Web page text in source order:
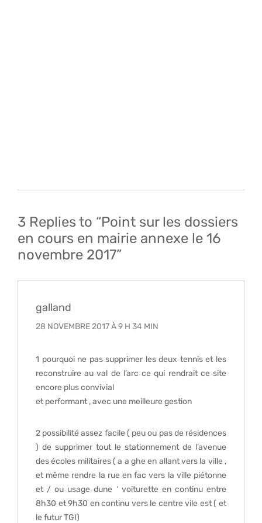
3 Replies to “Point sur les dossiers
en cours en mairie annexe le 16
novembre 2017”
galland
28 NOVEMBRE 2017 À 9 H 34 MIN
1 pourquoi ne pas supprimer les deux tennis et les
reconstruire au val de l’arc ce qui rendrait ce site
encore plus convivial
et performant , avec une meilleure gestion
2 possibilité assez facile ( peu ou pas de résidences
) de supprimer tout le stationnement de l’avenue
des écoles militaires ( a a ghe en allant vers la ville ,
et même rendre la rue en fac vers la ville piétonne
et / ou usage dune ‘ voiturette en continu entre
8h30 et 9h30 en continu vers le centre vile est ( et
le futur TGI)